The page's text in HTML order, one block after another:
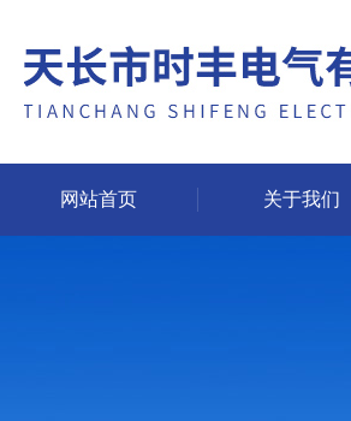
网站首页 关于我们